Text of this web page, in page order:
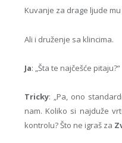
Kuvanje za drage ljude
Ali i druženje sa klincima.
Ja: „Šta te najčešće pitaju?“
Tricky: „Pa, ono
nam. Koliko si najduže
kontrolu? Što ne igraš za